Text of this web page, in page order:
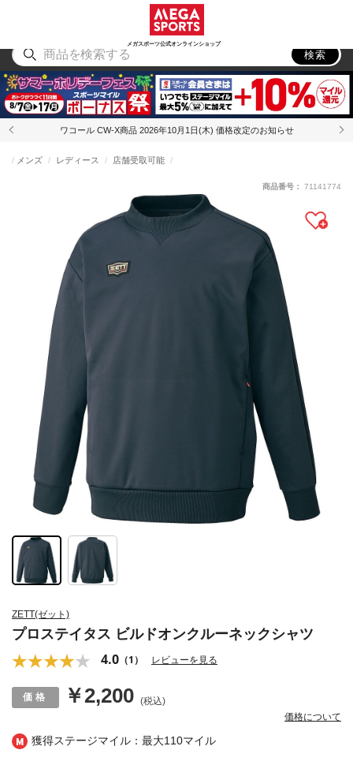
メガスポーツ公式オンラインショップ
アウトドア
検索
ワコール CW-X商品 2026年10月1日(木) 価格改定のお知らせ
獲得ステージマイル：最大110マイル
ZETT(ゼット)
プロステイタス ビルドオンクルーネックシャツ
4.0 （1） レビューを見る
メンズ レディース 店舗受取可能
￥2,200 (税込)
価格について
商品番号： 71141774